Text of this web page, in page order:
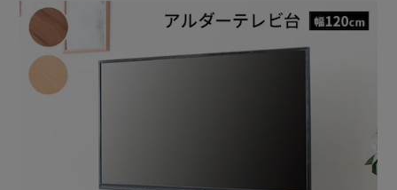
◆扉付き収納スペース
レコーダーやゲームが収納できる扉付き収納スペース。
高さ17.5cmで高さのあるデッキやモデムも入ります。
ゆっくり開くソフトダウンステー式の前扉は、隙間が空いて
いるので扉を開けずにリモコン操作も可能。